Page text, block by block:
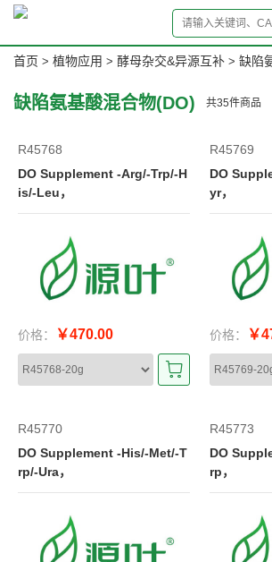
首页 > 植物应用 > 酵母杂交&异源互补 > 缺陷
缺陷氨基酸混合物(DO) 共35件商品
R45768
DO Supplement -Arg/-Trp/-H
is/-Leu，
价格： ￥470.00
R45769
DO
yr，
价格： ￥
R45770
DO Supplement -His/-Met/-T
rp/-Ura，
R45773
DO
rp，